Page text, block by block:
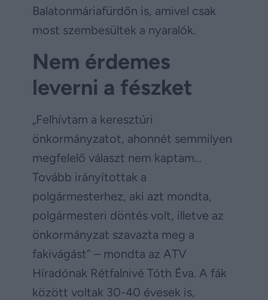
Balatonmáriafürdőn is, amivel csak
most szembesültek a nyaralók.
Nem érdemes
leverni a fészket
„Felhívtam a keresztúri
önkormányzatot, ahonnét semmilyen
megfelelő választ nem kaptam…
Tovább irányítottak a
polgármesterhez, aki azt mondta,
polgármesteri döntés volt, illetve az
önkormányzat szavazta meg a
fakivágást” – mondta az ATV
Híradónak Rétfalnivé Tóth Éva. A fák
között voltak 30-40 évesek is,